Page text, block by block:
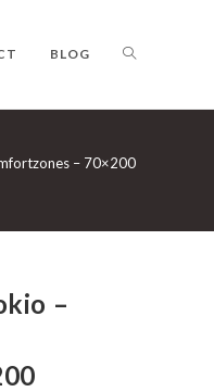
BLOG TOGGLE
WEBSITE
– 70×200
–